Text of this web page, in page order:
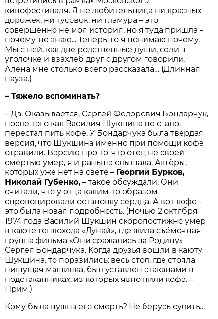
кинофестиваля. Я не любительница ни красных
дорожек, ни тусовок, ни гламура – это
совершенно не моя история, но я туда пришла –
почему, не знаю… Теперь-то я понимаю почему.
Мы с ней, как две родственные души, сели в
уголочке и взахлёб друг с другом говорили.
Алёна мне столько всего рассказала… (Длинная
пауза.)
– Тяжело вспоминать?
– Да. Оказывается, Сергей Фёдорович Бондарчук,
после того как Василия Шукшина не стало,
перестал пить кофе. У Бондарчука была твёрдая
версия, что Шукшина именно при помощи кофе
отравили. Версию про то, что отец не своей
смертью умер, я и раньше слышала. Актёры,
которых уже нет на свете – Георгий Бурков,
Николай Губенко, – такое обсуждали. Они
считали, что у отца каким-то образом
спровоцировали остановку сердца. А вот кофе –
это была новая подробность. (Ночью 2 октября
1974 года Василий Шукшин скоропостижно умер
в каюте теплохода «Дунай», где жила съёмочная
группа фильма «Они сражались за Родину»
Сергея Бондарчука. Когда друзья вошли в каюту
Шукшина, то поразились: весь стол, где стояла
пишущая машинка, был уставлен стаканами в
подстаканниках, из которых явно пили кофе. –
Прим.)
Кому была нужна его смерть? Не берусь судить…